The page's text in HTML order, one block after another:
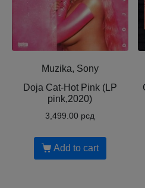
Muzika, Sony
Doja Cat-Hot Pink (LP
pink,2020)
3,499.00 рсд
Add to cart